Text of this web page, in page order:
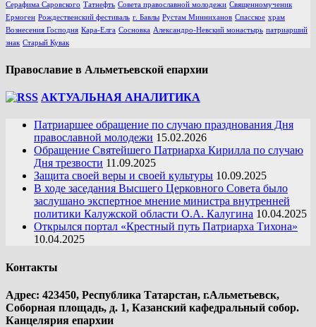
Серафима Саровского Татнефть Совета православной молодежи Священномученик
Ермоген Рождественский фестиваль г. Бавлы Рустам Минниханов Спасское храм
Вознесения Господня Кара-Елга Сосновка Александро-Невский монастырь патриарший
знак Старый Кувак
Православие в Альметьевской епархии
АКТУАЛЬНАЯ АНАЛИТИКА
Патриаршее обращение по случаю празднования Дня
православной молодежи 15.02.2026
Обращение Святейшего Патриарха Кирилла по случаю
Дня трезвости 11.09.2025
Защита своей веры и своей культуры 10.09.2025
В ходе заседания Высшего Церковного Совета было
заслушано экспертное мнение министра внутренней
политики Калужской области О.А. Калугина 10.04.2025
Открылся портал «Крестный путь Патриарха Тихона»
10.04.2025
Контакты
Адрес: 423450, Республика Татарстан, г.Альметьевск,
Соборная площадь, д. 1, Казанский кафедральный собор.
Канцелярия епархии